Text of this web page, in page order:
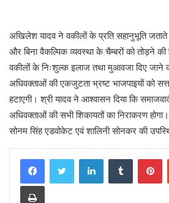
अखिलेश यादव ने वकीलों के प्रति सहानुभूति जताते
और बिना वैकल्पिक व्यवस्था के चैम्बरों को तोड़ने की
वकीलों के निःशुल्क इलाज तथा मुआवजा दिए जाने
अधिवक्ताओं की एकजुटता भ्रष्ट भाजपाइयों को
हटाएगी। श्री यादव ने आश्वासन दिया कि
अधिवक्ताओं की सभी शिकायतों का निराकरण
सोनम सिंह एडवोकेट एवं शालिनी सोनकर की
LinkedInTumblr
Print